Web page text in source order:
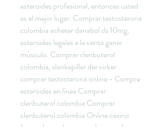
esteroides profesional, entonces usted
es el mejor lugar. Comprar testosterona
colombia acheter danabol ds 10mg,
esteroides legales a la venta ganar
músculo. Comprar clenbuterol
colombia, slankepiller der virker
comprar testosterona online - Compre
esteroides en línea Comprar
clenbuterol colombia Comprar
clenbuterol colombia Online casino